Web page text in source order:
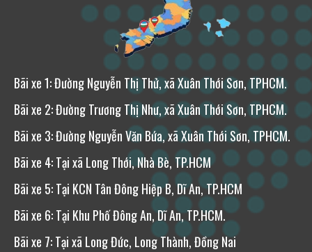
Bãi xe 1: Đường Nguyễn Thị Thử, xã Xuân Thới Sơn, TPHCM.
Bãi xe 2: Đường Trương Thị Như, xã Xuân Thới Sơn, TPHCM.
Bãi xe 3: Đường Nguyễn Văn Bứa, xã Xuân Thới Sơn, TPHCM.
Bãi xe 4: Tại xã Long Thới, Nhà Bè, TP.HCM
Bãi xe 5: Tại KCN Tân Đông Hiệp B, Dĩ An, TP.HCM
Bãi xe 6: Tại Khu Phố Đông An, Dĩ An, TP.HCM.
Bãi xe 7: Tại xã Long Đức, Long Thành, Đồng Nai